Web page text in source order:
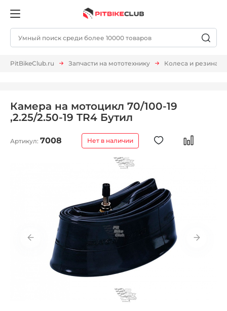
PitBikeClub.ru Запчасти на мототехнику Колеса и резина
Камера на мотоцикл 70/100-19
,2.25/2.50-19 TR4 Бутил
Артикул: 7008 Нет в наличии